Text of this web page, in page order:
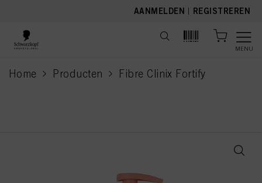
AANMELDEN | REGISTREREN
MENU
Home Producten Fibre Clinix Fortify
current page